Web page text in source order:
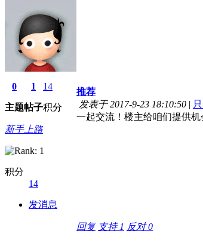
0
主题
1
帖子
14
积分
新手上路
积分
14
发消息
推荐
发表于 2017-9-23 18:10:50 |
一起交流！楼主给咱们提供机
回复 支持 1 反对0